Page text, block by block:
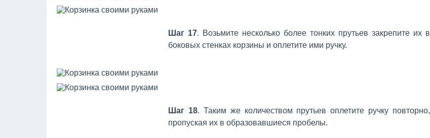
Шаг 17. Возьмите несколько более тонких прутьев закрепите их в
боковых стенках корзины и оплетите ими ручку.
Шаг 18. Таким же количеством прутьев оплетите ручку повторно,
пропуская их в образовавшиеся пробелы.